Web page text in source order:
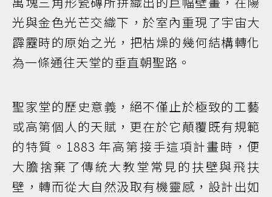
光與金色光芒交織下，於室內重現了宇宙大
霹靂時的原始之光，把枯燥的幾何結構轉化
為一條通往天堂的垂直朝聖路。
聖家堂的歷史意義，絕不僅止於極致的工藝
或高第個人的天賦，更在於它顛覆既有規範
的特質。1883 年高第接手這項計畫時，便
大膽捨棄了傳統大教堂常見的扶壁與飛扶
壁，轉而從大自然汲取有機靈感，設計出如